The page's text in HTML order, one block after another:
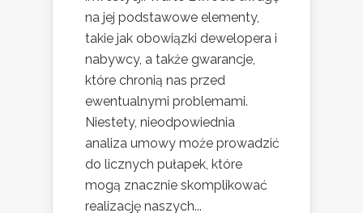
na jej podstawowe elementy,
takie jak obowiązki dewelopera i
nabywcy, a także gwarancje,
które chronią nas przed
ewentualnymi problemami.
Niestety, nieodpowiednia
analiza umowy może prowadzić
do licznych pułapek, które
mogą znacznie skomplikować
realizację naszych...